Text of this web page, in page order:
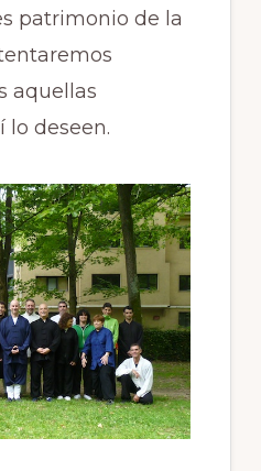
patrimonio de la
aquellas
lo deseen.